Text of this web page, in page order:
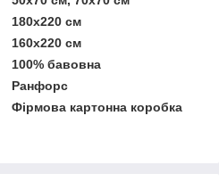
180х220 см
160х220 см
100% бавовна
Ранфорс
Фірмова картонна коробка